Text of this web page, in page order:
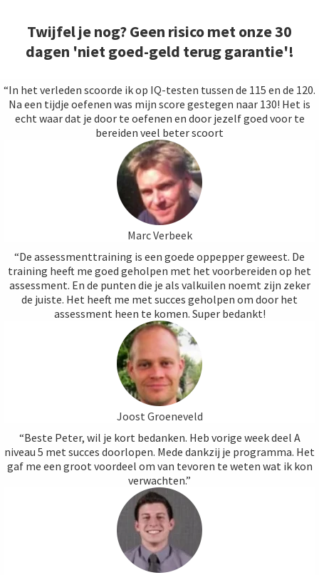
Twijfel je nog? Geen risico met onze 30
dagen 'niet goed-geld terug garantie'!
“In het verleden scoorde ik op IQ-testen tussen de 115 en de 120.
Na een tijdje oefenen was mijn score gestegen naar 130! Het is
echt waar dat je door te oefenen en door jezelf goed voor te
bereiden veel beter scoort
Marc Verbeek
“De assessmenttraining is een goede oppepper geweest. De
training heeft me goed geholpen met het voorbereiden op het
assessment. En de punten die je als valkuilen noemt zijn zeker
de juiste. Het heeft me met succes geholpen om door het
assessment heen te komen. Super bedankt!
Joost Groeneveld
“Beste Peter, wil je kort bedanken. Heb vorige week deel A
niveau 5 met succes doorlopen. Mede dankzij je programma. Het
gaf me een groot voordeel om van tevoren te weten wat ik kon
verwachten.”